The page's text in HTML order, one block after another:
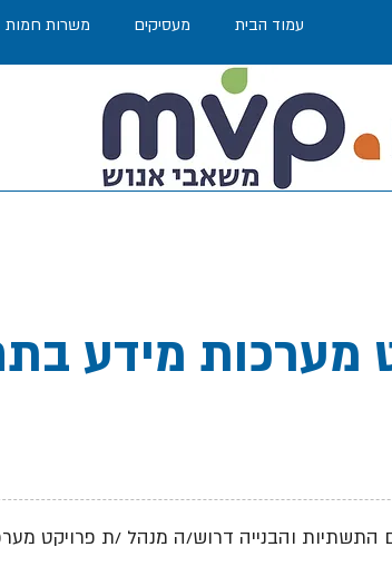
עמוד הבית מעסיקים משרות חמות
מערכות מידע
התשתיות והבנייה דרוש/ה מנהל /ת פרויקט